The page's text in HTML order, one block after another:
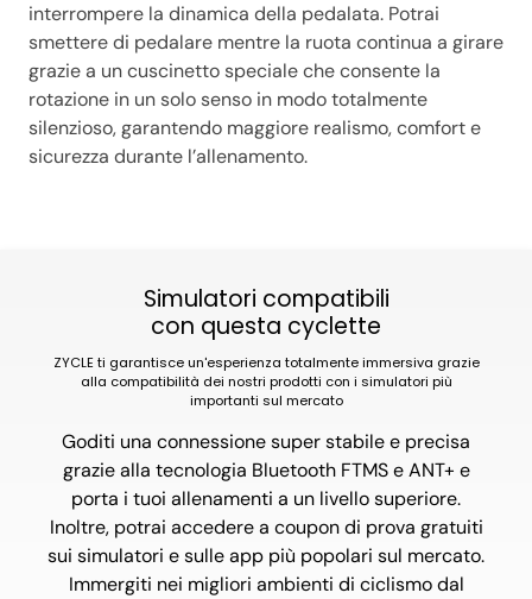
interrompere la dinamica della pedalata. Potrai
smettere di pedalare mentre la ruota continua a girare
grazie a un cuscinetto speciale che consente la
rotazione in un solo senso in modo totalmente
silenzioso, garantendo maggiore realismo, comfort e
sicurezza durante l’allenamento.
Simulatori compatibili
con questa cyclette
ZYCLE ti garantisce un'esperienza totalmente immersiva grazie
alla compatibilità dei nostri prodotti con i simulatori più
importanti sul mercato
Goditi una connessione super stabile e precisa
grazie alla tecnologia Bluetooth FTMS e ANT+ e
porta i tuoi allenamenti a un livello superiore.
Inoltre, potrai accedere a coupon di prova gratuiti
sui simulatori e sulle app più popolari sul mercato.
Immergiti nei migliori ambienti di ciclismo dal